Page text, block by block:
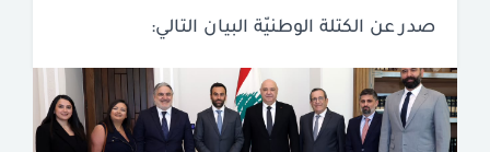
صدر عن الكتلة الوطنيّة البيان التالي: